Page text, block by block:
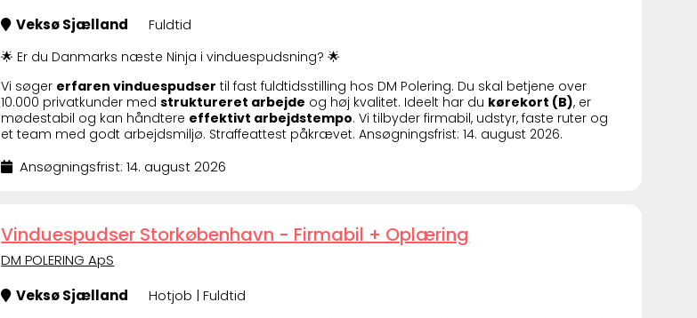
Veksø Sjælland
Fuldtid
🌟 Er du Danmarks næste Ninja i vinduespudsning? 🌟
Vi søger erfaren vinduespudser til fast fuldtidsstilling hos DM Polering. Du skal betjene over
10.000 privatkunder medstruktureret arbejde og høj kvalitet. Ideelt har du kørekort (B), er
mødestabil og kan håndtere effektivt arbejdstempo. Vi tilbyder firmabil, udstyr, faste ruter og
et team med godt arbejdsmiljø. Straffeattest påkrævet. Ansøgningsfrist: 14. august 2026.
Ansøgningsfrist: 14. august 2026
Vinduespudser Storkøbenhavn - Firmabil + Oplæring
DM POLERING ApS
Veksø Sjælland
Hotjob | Fuldtid